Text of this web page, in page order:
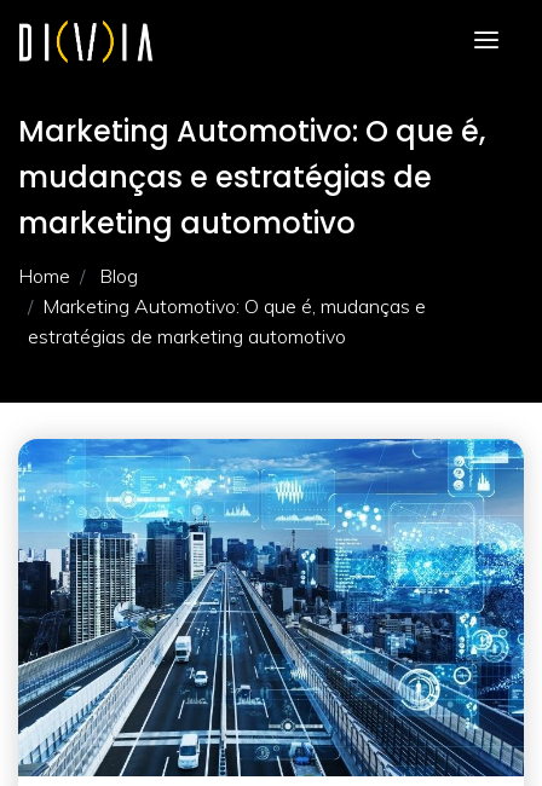
Marketing Automotivo: O que é,
mudanças e estratégias de
marketing automotivo
Home
Blog
Marketing Automotivo: O que é, mudanças e
estratégias de marketing automotivo